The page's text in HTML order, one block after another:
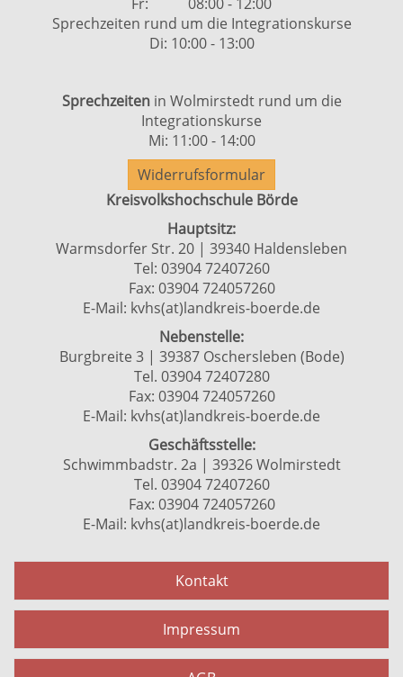
Sprechzeiten rund um die Integrationskurse
Di: 10:00 - 13:00
Sprechzeiten in Wolmirstedt rund um die
Integrationskurse
Mi: 11:00 - 14:00
Widerrufsformular
Kreisvolkshochschule Börde
Hauptsitz:
Warmsdorfer Str. 20 | 39340 Haldensleben
Tel: 03904 72407260
Fax: 03904 724057260
E-Mail: kvhs(at)landkreis-boerde.de
Nebenstelle:
Burgbreite 3 | 39387 Oschersleben (Bode)
Tel. 03904 72407280
Fax: 03904 724057260
E-Mail: kvhs(at)landkreis-boerde.de
Geschäftsstelle:
Schwimmbadstr. 2a | 39326 Wolmirstedt
Tel. 03904 72407260
Fax: 03904 724057260
E-Mail: kvhs(at)landkreis-boerde.de
Kontakt
Impressum